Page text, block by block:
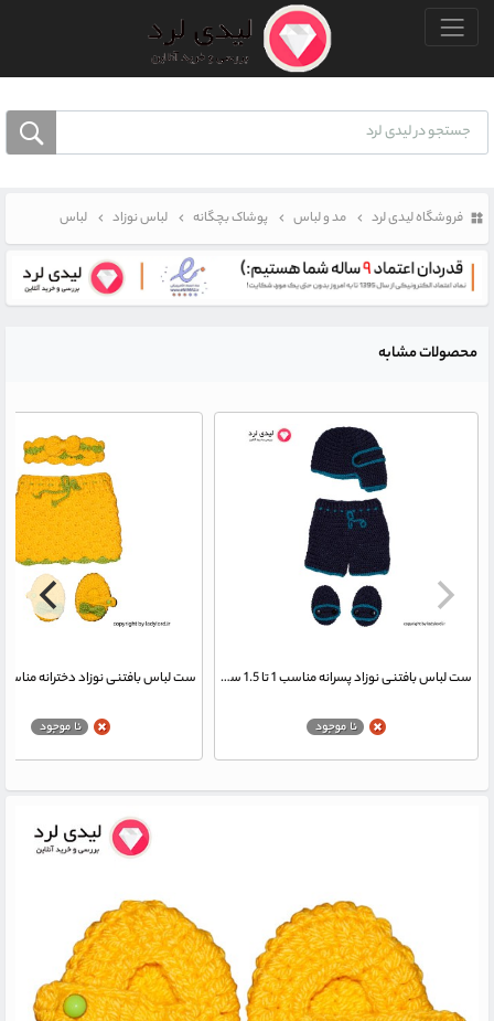
منو بالا
فروشگاه لیدی لرد مد و لباس پوشاک بچگانه لباس نوزاد لباس
محصولات مشابه
ست لباس بافتنی نوزاد پسرانه مناسب 1 تا 1.5 سال رنگ سرمه ای-آبی